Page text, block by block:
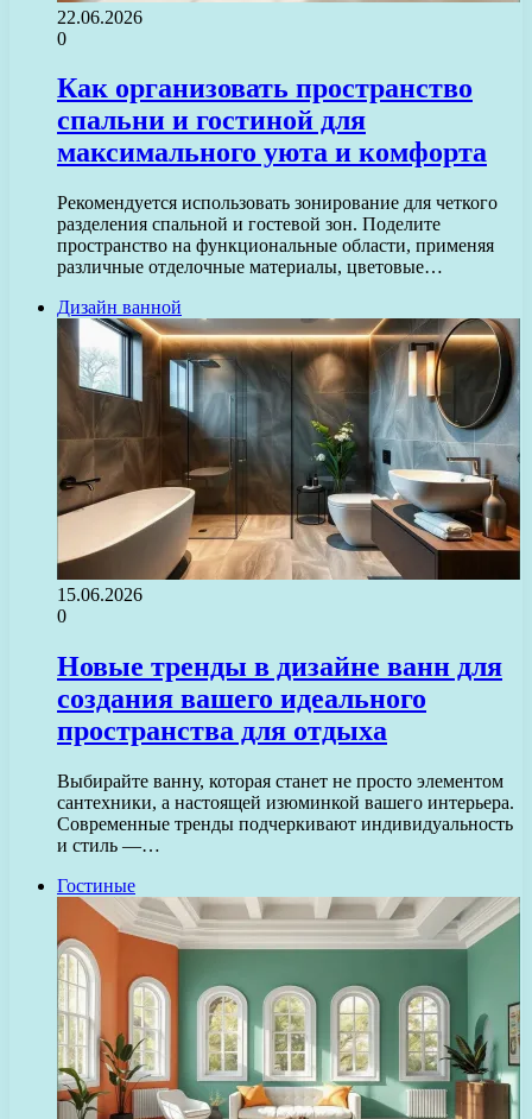
22.06.2026
0
Как организовать пространство
спальни и гостиной для
максимального уюта и комфорта
Рекомендуется использовать зонирование для четкого
разделения спальной и гостевой зон. Поделите
пространство на функциональные области, применяя
различные отделочные материалы, цветовые…
Дизайн ванной
15.06.2026
0
Новые тренды в дизайне ванн для
создания вашего идеального
пространства для отдыха
Выбирайте ванну, которая станет не просто элементом
сантехники, а настоящей изюминкой вашего интерьера.
Современные тренды подчеркивают индивидуальность
и стиль —…
Гостиные